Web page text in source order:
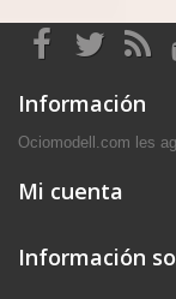
Información
Ociomodell.com les
Mi cuenta
Información